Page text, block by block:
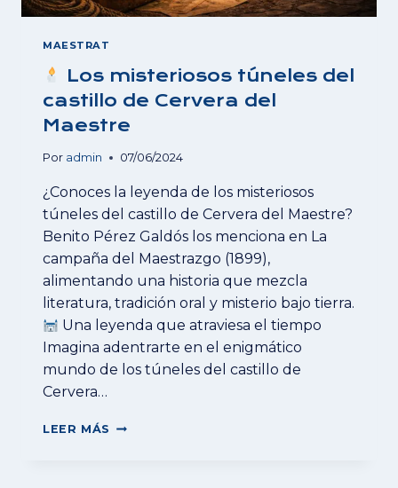
MAESTRAT
Los misteriosos túneles del
castillo de Cervera del
Maestre
Por admin 07/06/2024
¿Conoces la leyenda de los misteriosos
túneles del castillo de Cervera del Maestre?
Benito Pérez Galdós los menciona en La
campaña del Maestrazgo (1899),
alimentando una historia que mezcla
literatura, tradición oral y misterio bajo tierra.
Una leyenda que atraviesa el tiempo
Imagina adentrarte en el enigmático
mundo de los túneles del castillo de
Cervera…
LEER MÁS